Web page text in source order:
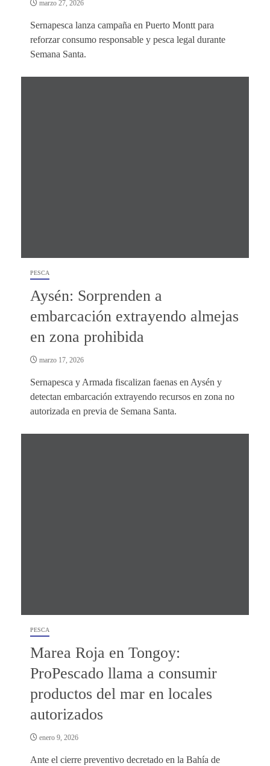
marzo 27, 2026
Sernapesca lanza campaña en Puerto Montt para
reforzar consumo responsable y pesca legal durante
Semana Santa.
PESCA
Aysén: Sorprenden a
embarcación extrayendo almejas
en zona prohibida
marzo 17, 2026
Sernapesca y Armada fiscalizan faenas en Aysén y
detectan embarcación extrayendo recursos en zona no
autorizada en previa de Semana Santa.
PESCA
Marea Roja en Tongoy:
ProPescado llama a consumir
productos del mar en locales
autorizados
enero 9, 2026
Ante el cierre preventivo decretado en la Bahía de